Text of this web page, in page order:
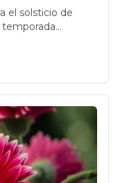
el solsticio de